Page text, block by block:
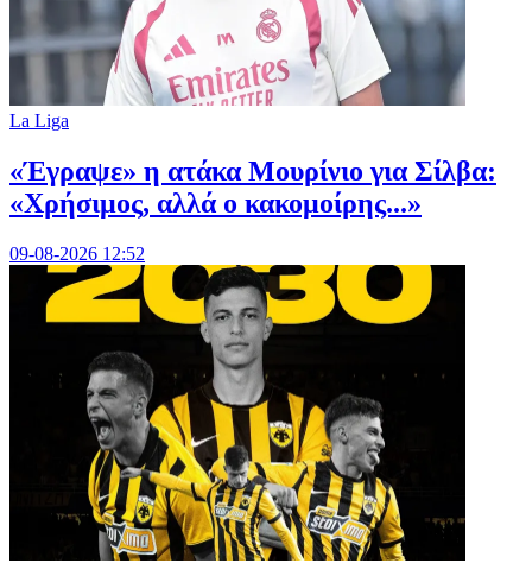
La Liga
«Έγραψε» η ατάκα Μουρίνιο για Σίλβα:
«Χρήσιμος, αλλά ο κακομοίρης...»
09-08-2026 12:52